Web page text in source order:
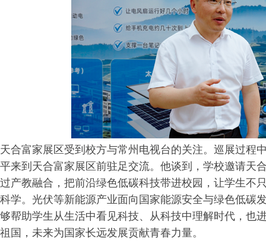
天合富家展区受到校方与常州电视台的关注。巡展过程
平来到天合富家展区前驻足交流。他谈到，学校邀请天
过产教融合，把前沿绿色低碳科技带进校园，让学生不
科学。光伏等新能源产业面向国家能源安全与绿色低碳
够帮助学生从生活中看见科技、从科技中理解时代，也
祖国，未来为国家长远发展贡献青春力量。